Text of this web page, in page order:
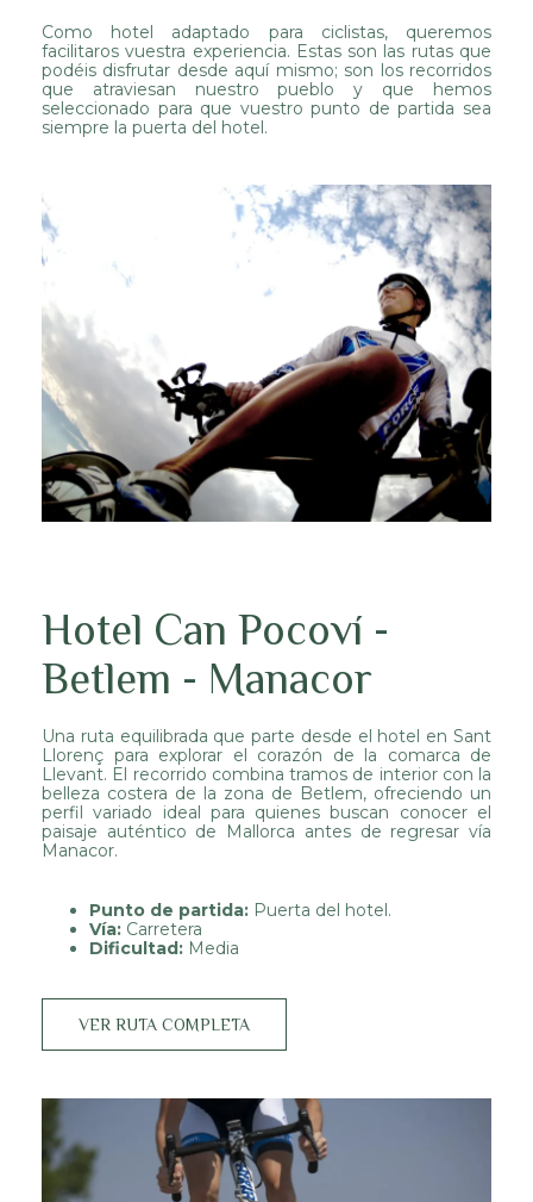
Como hotel adaptado para ciclistas, queremos
facilitaros vuestra experiencia. Estas son las rutas que
podéis disfrutar desde aquí mismo; son los recorridos
que atraviesan nuestro pueblo y que hemos
seleccionado para que vuestro punto de partida sea
siempre la puerta del hotel.
Hotel Can Pocoví -
Betlem - Manacor
Una ruta equilibrada que parte desde el hotel en Sant
Llorenç para explorar el corazón de la comarca de
Llevant. El recorrido combina tramos de interior con la
belleza costera de la zona de Betlem, ofreciendo un
perfil variado ideal para quienes buscan conocer el
paisaje auténtico de Mallorca antes de regresar vía
Manacor.
Punto de partida: Puerta del hotel.
Vía: Carretera
Dificultad: Media
VER RUTA COMPLETA